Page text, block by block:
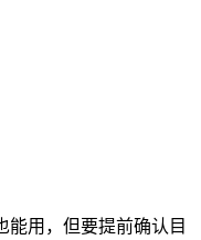
用，但要提前确认目